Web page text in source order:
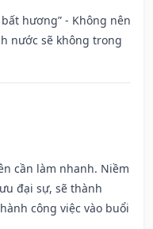
hương” - Không nên
nước sẽ không trong
cần làm nhanh. Niềm
đại sự, sẽ thành
công việc vào buổi